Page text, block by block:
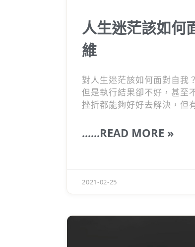
人生迷茫該如何
維
對人生迷茫該如何面對自我
但是執行結果卻不好，甚至
挫折都能夠好好去解決，但
了3個，能夠幫助你養成自
......READ MORE »
2021-02-25